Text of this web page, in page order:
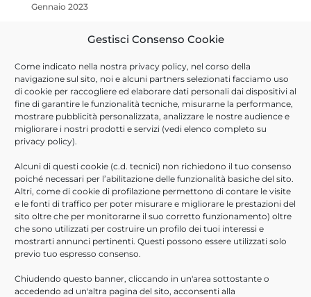
Gestisci Consenso Cookie
Come indicato nella nostra privacy policy, nel corso della
navigazione sul sito, noi e alcuni partners selezionati facciamo uso
di cookie per raccogliere ed elaborare dati personali dai dispositivi al
fine di garantire le funzionalità tecniche, misurarne la performance,
mostrare pubblicità personalizzata, analizzare le nostre audience e
migliorare i nostri prodotti e servizi (vedi elenco completo su
privacy policy).
Alcuni di questi cookie (c.d. tecnici) non richiedono il tuo consenso
poiché necessari per l’abilitazione delle funzionalità basiche del sito.
Altri, come di cookie di profilazione permettono di contare le visite
e le fonti di traffico per poter misurare e migliorare le prestazioni del
sito oltre che per monitorarne il suo corretto funzionamento) oltre
che sono utilizzati per costruire un profilo dei tuoi interessi e
mostrarti annunci pertinenti. Questi possono essere utilizzati solo
previo tuo espresso consenso.
Chiudendo questo banner, cliccando in un'area sottostante o
accedendo ad un'altra pagina del sito, acconsenti alla
Gennaio 2023
Gennaio 2022
Dicembre 2021
Ottobre 2021
Settembre 2021
Luglio 2021
Giugno 2021
Aprile 2021
Febbraio 2021
Novembre 2020
Ottobre 2020
Giugno 2020